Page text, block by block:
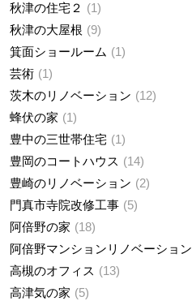
秋津の住宅２
1
秋津の大屋根
9
箕面ショールーム
1
芸術
1
茨木のリノベーション
12
蜂伏の家
1
豊中の三世帯住宅
1
豊岡のコートハウス
14
豊崎のリノベーション
2
門真市寺院改修工事
5
阿倍野の家
18
阿倍野マンションリノベーション
高槻のオフィス
13
高津気の家
5